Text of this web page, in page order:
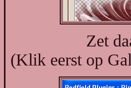
Zet
(Klik eerst op